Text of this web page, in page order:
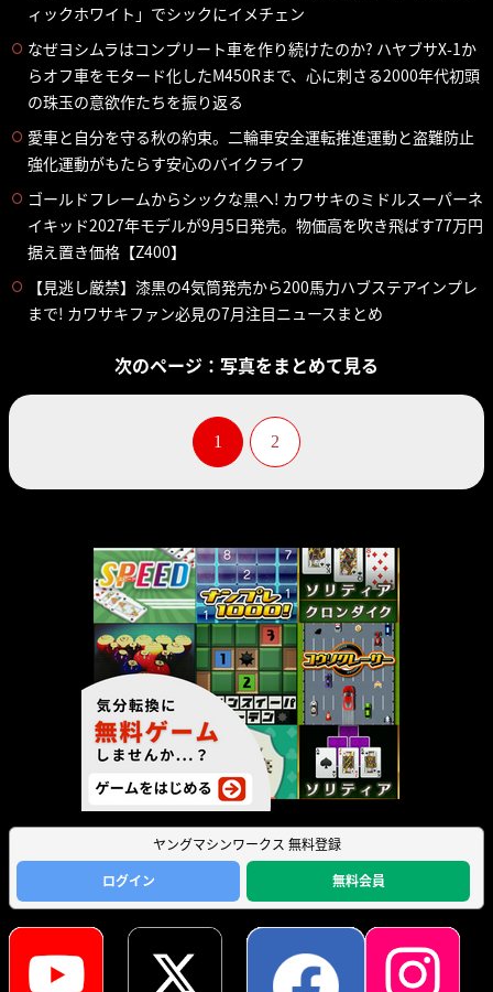
ィックホワイト」でシックにイメチェン
なぜヨシムラはコンプリート車を作り続けたのか? ハヤブサX-1か
らオフ車をモタード化したM450Rまで、心に刺さる2000年代初頭
の珠玉の意欲作たちを振り返る
愛車と自分を守る秋の約束。二輪車安全運転推進運動と盗難防止
強化運動がもたらす安心のバイクライフ
ゴールドフレームからシックな黒へ! カワサキのミドルスーパーネ
イキッド2027年モデルが9月5日発売。物価高を吹き飛ばす77万円
据え置き価格【Z400】
【見逃し厳禁】漆黒の4気筒発売から200馬力ハブステアインプレ
まで! カワサキファン必見の7月注目ニュースまとめ
次のページ：写真をまとめて見る
1 2
ヤングマシンワークス 無料登録
ログイン
無料会員